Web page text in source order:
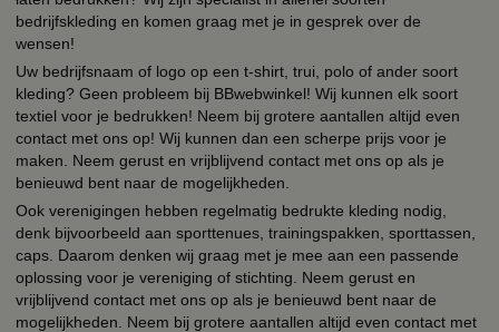
bedrijfskleding en komen graag met je in gesprek over de
wensen!
Uw bedrijfsnaam of logo op een t-shirt, trui, polo of ander soort
kleding? Geen probleem bij BBwebwinkel! Wij kunnen elk soort
textiel voor je bedrukken! Neem bij grotere aantallen altijd even
contact met ons op! Wij kunnen dan een scherpe prijs voor je
maken. Neem gerust en vrijblijvend contact met ons op als je
benieuwd bent naar de mogelijkheden.
Ook verenigingen hebben regelmatig bedrukte kleding nodig,
denk bijvoorbeeld aan sporttenues, trainingspakken, sporttassen,
caps. Daarom denken wij graag met je mee aan een passende
oplossing voor je vereniging of stichting. Neem gerust en
vrijblijvend contact met ons op als je benieuwd bent naar de
mogelijkheden. Neem bij grotere aantallen altijd even contact met